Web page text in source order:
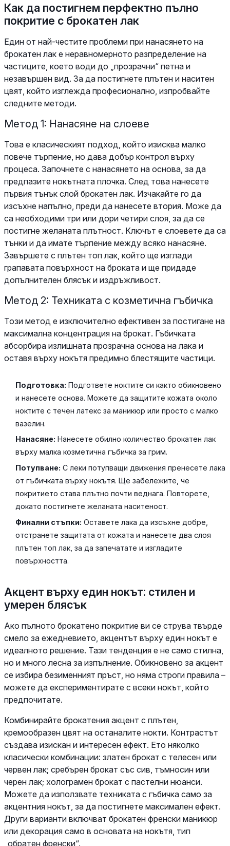
Как да постигнем перфектно пълно
покритие с брокатен лак
Един от най-честите проблеми при нанасянето на
брокатен лак е неравномерното разпределение на
частиците, което води до „прозрачни“ петна и
незавършен вид. За да постигнете плътен и наситен
цвят, който изглежда професионално, изпробвайте
следните методи.
Метод 1: Нанасяне на слоеве
Това е класическият подход, който изисква малко
повече търпение, но дава добър контрол върху
процеса. Започнете с нанасянето на основа, за да
предпазите нокътната плочка. След това нанесете
първия тънък слой брокатен лак. Изчакайте го да
изсъхне напълно, преди да нанесете втория. Може да
са необходими три или дори четири слоя, за да се
постигне желаната плътност. Ключът е слоевете да са
тънки и да имате търпение между всяко нанасяне.
Завършете с плътен топ лак, който ще изглади
грапавата повърхност на броката и ще придаде
допълнителен блясък и издръжливост.
Метод 2: Техниката с козметична гъбичка
Този метод е изключително ефективен за постигане на
максимална концентрация на брокат. Гъбичката
абсорбира излишната прозрачна основа на лака и
оставя върху нокътя предимно блестящите частици.
Подготовка: Подгответе ноктите си както обикновено
и нанесете основа. Можете да защитите кожата около
ноктите с течен латекс за маникюр или просто с малко
вазелин.
Нанасяне: Нанесете обилно количество брокатен лак
върху малка козметична гъбичка за грим.
Потупване: С леки потупващи движения пренесете лака
от гъбичката върху нокътя. Ще забележите, че
покритието става плътно почти веднага. Повторете,
докато постигнете желаната наситеност.
Финални стъпки: Оставете лака да изсъхне добре,
отстранете защитата от кожата и нанесете два слоя
плътен топ лак, за да запечатате и изгладите
повърхността.
Акцент върху един нокът: стилен и
умерен блясък
Ако пълното брокатено покритие ви се струва твърде
смело за ежедневието, акцентът върху един нокът е
идеалното решение. Тази тенденция е не само стилна,
но и много лесна за изпълнение. Обикновено за акцент
се избира безименният пръст, но няма строги правила –
можете да експериментирате с всеки нокът, който
предпочитате.
Комбинирайте брокатения акцент с плътен,
кремообразен цвят на останалите нокти. Контрастът
създава изискан и интересен ефект. Ето няколко
класически комбинации: златен брокат с телесен или
червен лак; сребърен брокат със сив, тъмносин или
черен лак; холограмен брокат с пастелни нюанси.
Можете да използвате техниката с гъбичка само за
акцентния нокът, за да постигнете максимален ефект.
Други варианти включват брокатен френски маникюр
или декорация само в основата на нокътя, тип
„обратен френски“.